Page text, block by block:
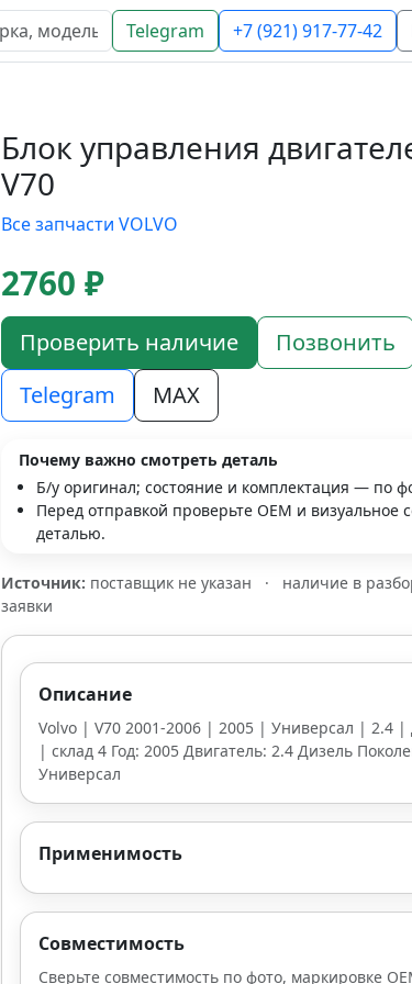
Telegram +7 (921) 917-77-42
Блок управления
V70
Все запчасти VOLVO
2760 ₽
Проверить наличие Позвонить
Telegram
MAX
Почему важно смотреть деталь
Б/у оригинал; состояние и комплектация — по
Перед отправкой проверьте OEM и визуальное
деталью.
Источник: поставщик не указан ·
наличие в
заявки
Описание
Volvo | V70 2001-2006 | 2005 | Универсал | 2.4
| склад 4 Год: 2005 Двигатель: 2.4 Дизель
Универсал
Применимость
Совместимость
Сверьте совместимость по фото, маркировке